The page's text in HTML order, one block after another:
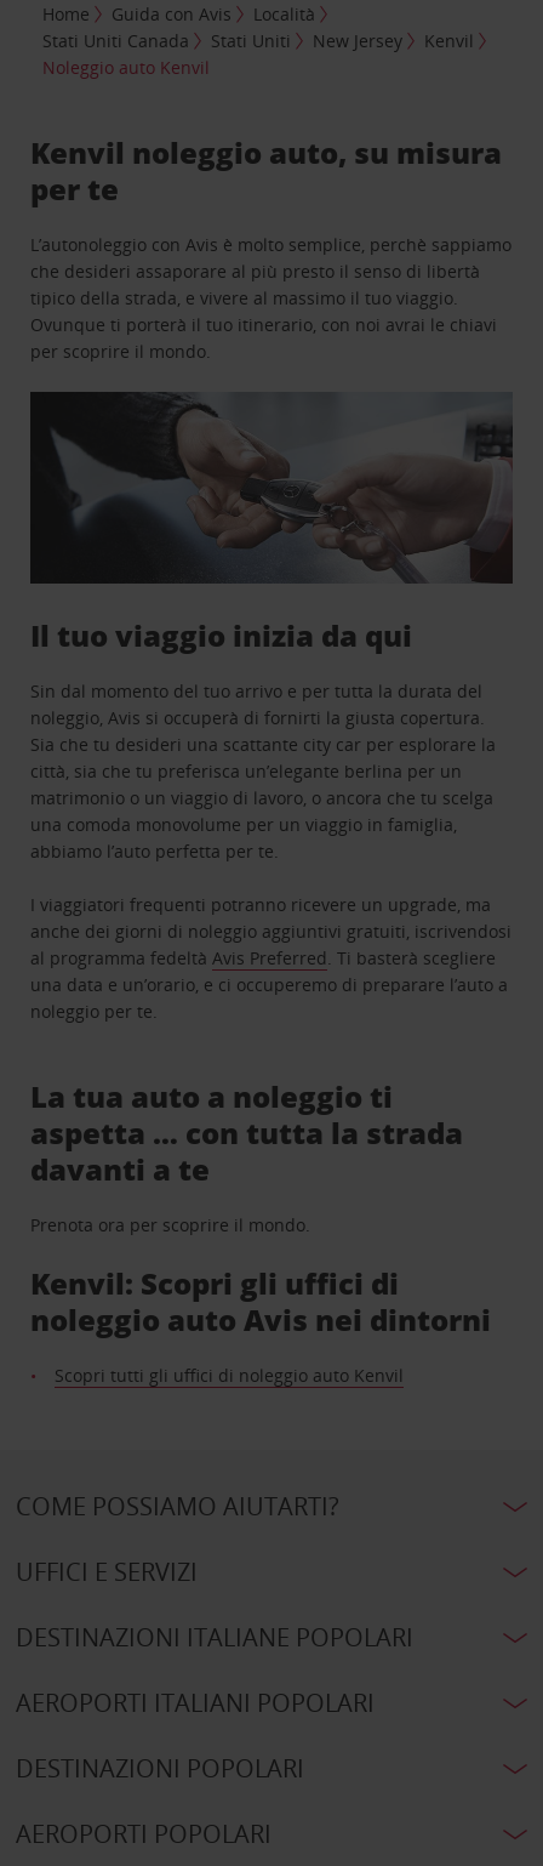
Home Guida con Avis
Località
Stati Uniti Canada
Stati Uniti New Jersey
Kenvil
Noleggio auto Kenvil
Kenvil noleggio auto, su misura
per te
L’autonoleggio con Avis è molto semplice, perchè sappiamo
che desideri assaporare al più presto il senso di libertà
tipico della strada, e vivere al massimo il tuo viaggio.
Ovunque ti porterà il tuo itinerario, con noi avrai le chiavi
per scoprire il mondo.
Il tuo viaggio inizia da qui
Sin dal momento del tuo arrivo e per tutta la durata del
noleggio, Avis si occuperà di fornirti la giusta copertura.
Sia che tu desideri una scattante city car per esplorare la
città, sia che tu preferisca un’elegante berlina per un
matrimonio o un viaggio di lavoro, o ancora che tu scelga
una comoda monovolume per un viaggio in famiglia,
abbiamo l’auto perfetta per te.
I viaggiatori frequenti potranno ricevere un upgrade, ma
anche dei giorni di noleggio aggiuntivi gratuiti, iscrivendosi
al programma fedeltàAvis Preferred. Ti basterà scegliere
una data e un’orario, e ci occuperemo di preparare l’auto a
noleggio per te.
La tua auto a noleggio ti
aspetta … con tutta la strada
davanti a te
Prenota ora per scoprire il mondo.
Kenvil: Scopri gli uffici di
noleggio auto Avis nei dintorni
Scopri tutti gli uffici di noleggio auto Kenvil
COME POSSIAMO AIUTARTI?
UFFICI E SERVIZI
DESTINAZIONI ITALIANE POPOLARI
AEROPORTI ITALIANI POPOLARI
DESTINAZIONI POPOLARI
AEROPORTI POPOLARI